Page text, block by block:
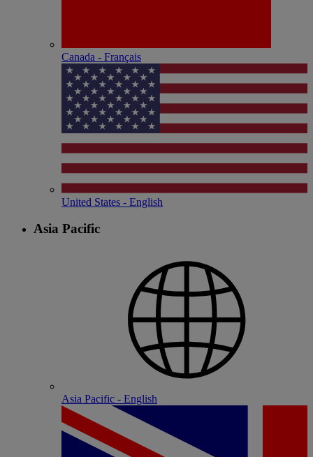
Canada - Français
United States - English
Asia Pacific
Asia Pacific - English